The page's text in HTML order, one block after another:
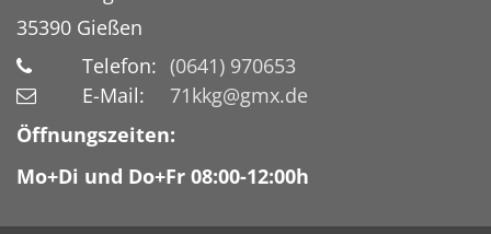
35390 Gießen
Telefon: (0641) 970653
E-Mail:
71kkg@gmx.de
Öffnungszeiten:
Mo+Di und Do+Fr 08:00-12:00h